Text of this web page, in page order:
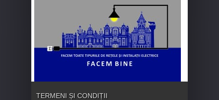
TERMENI ȘI CONDIȚII